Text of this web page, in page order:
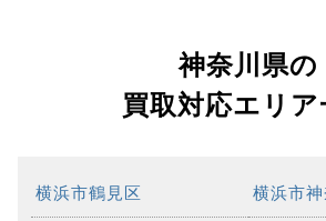
神奈川県の
買取対応エリア
横浜市鶴見区 横浜市